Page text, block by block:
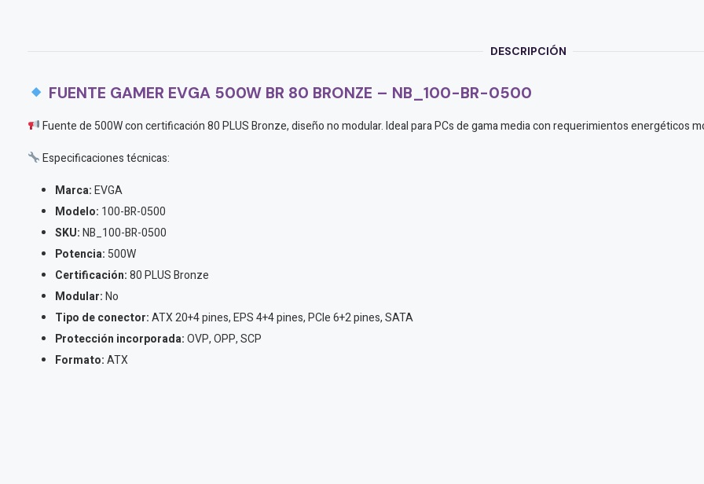
DESCRIPCIÓN
FUENTE GAMER EVGA 500W BR 80 BRONZE – NB_100-BR-0500
Fuente de 500W con certificación 80 PLUS Bronze, diseño no modular. Ideal para PCs de gama media con requerimientos energéticos
Especificaciones técnicas:
Marca:EVGA
Modelo: 100-BR-0500
SKU:NB_100-BR-0500
Potencia: 500W
Certificación:80 PLUS Bronze
Modular:No
Tipo de conector:ATX 20+4 pines, EPS 4+4 pines, PCIe 6+2 pines, SATA
Protección incorporada:OVP, OPP, SCP
Formato:ATX